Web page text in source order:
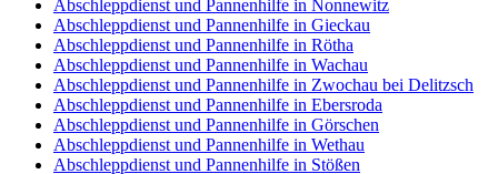
Abschleppdienst und Pannenhilfe in Nonnewitz
Abschleppdienst und Pannenhilfe in Gieckau
Abschleppdienst und Pannenhilfe in Rötha
Abschleppdienst und Pannenhilfe in Wachau
Abschleppdienst und Pannenhilfe in Zwochau bei Delitzsch
Abschleppdienst und Pannenhilfe in Ebersroda
Abschleppdienst und Pannenhilfe in Görschen
Abschleppdienst und Pannenhilfe in Wethau
Abschleppdienst und Pannenhilfe in Stößen